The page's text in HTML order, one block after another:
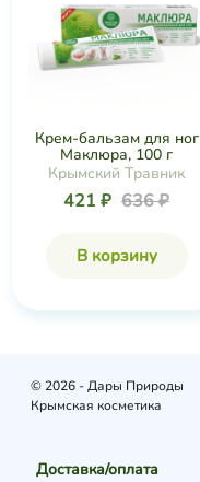
Крем-бальзам для ног
Маклюра, 100 г
Крымский Травник
421 ₽ 636 ₽
В корзину
© 2026 - Дары Природы
Крымская косметика
Доставка/оплата